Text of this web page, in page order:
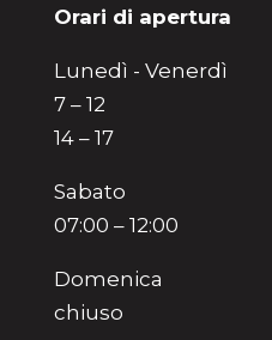
Orari di apertura
Lunedì - Venerdì
7 – 12
14 – 17
Sabato
07:00 – 12:00
Domenica
chiuso